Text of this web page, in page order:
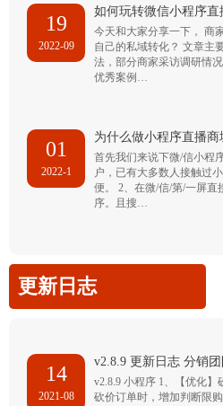
19
2022-09
如何玩转微信小程序直
今天和大家分享一下， 商
自己的私域转化？ 文章主
法，部分商家采访调研情
优秀案例…
01
2022-1
为什么做小程序直播商
首先我们来说下微/信小程
户，已有大多数人接触过
便。 2、在微/信/第/一屏直
序。且搜…
更新日志
14
2021-08
v2.8.9 更新日志 分销
v2.8.9 小程序 1、【优化
砍价订单时，增加判断限